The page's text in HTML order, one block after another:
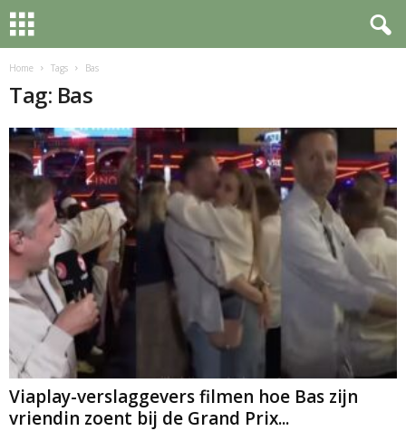
Home Tags Bas
Tag: Bas
Viaplay-verslaggevers filmen hoe Bas zijn
vriendin zoent bij de Grand Prix...